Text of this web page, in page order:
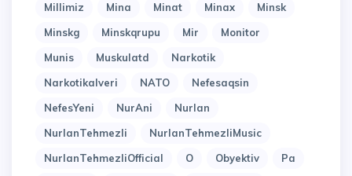
Millimiz
Mina Minat Minax
Minsk
Minskg
Minskqrupu Mir
Monitor
Munis
Muskulatd
Narkotik
Narkotikalveri
NATO
Nefesaqsin
NefesYeni
NurAni
Nurlan
NurlanTehmezli
NurlanTehmezliMusic
NurlanTehmezliOfficial
O Obyektiv
Pa